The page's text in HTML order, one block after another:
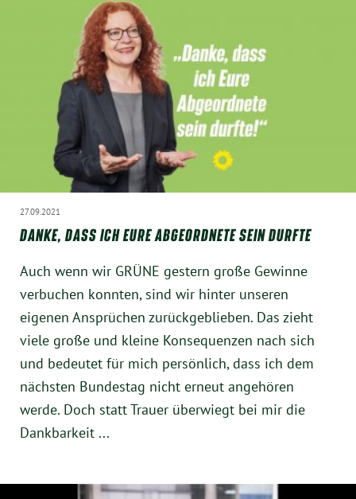
München
Zur Person
Kontakt
Termine
Twitter
YouTube
Facebook
Instagram
27.09.2021
DANKE, DASS ICH EURE ABGEORDNETE SEIN DURFTE
Auch wenn wir GRÜNE gestern große Gewinne
verbuchen konnten, sind wir hinter unseren
eigenen Ansprüchen zurückgeblieben. Das zieht
viele große und kleine Konsequenzen nach sich
und bedeutet für mich persönlich, dass ich dem
nächsten Bundestag nicht erneut angehören
werde. Doch statt Trauer überwiegt bei mir die
Dankbarkeit ...